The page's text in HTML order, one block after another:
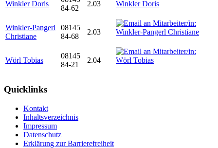
Winkler Doris
84-62
2.03
Winkler-Pangerl
Christiane
08145
84-68
2.03
Wörl Tobias
08145
84-21
2.04
Quicklinks
Kontakt
Inhaltsverzeichnis
Impressum
Datenschutz
Erklärung zur Barrierefreiheit